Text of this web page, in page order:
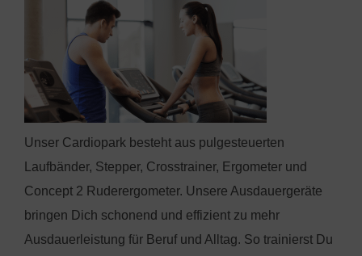
Unser Cardiopark besteht aus pulgesteuerten
Laufbänder, Stepper, Crosstrainer, Ergometer und
Concept 2 Ruderergometer. Unsere Ausdauergeräte
bringen Dich schonend und effizient zu mehr
Ausdauerleistung für Beruf und Alltag. So trainierst Du